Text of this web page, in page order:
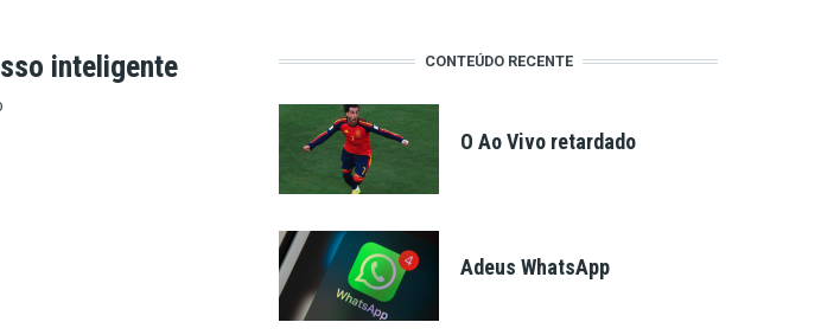
inteligente CONTEÚDO RECENTE
O Ao Vivo retardado
Adeus WhatsApp